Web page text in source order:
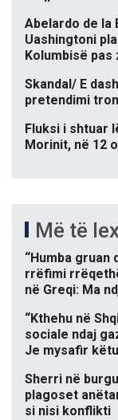
Abelardo de la
Uashingtoni
Kolumbisë
Skandal/ E
pretendimi
Fluksi i shtuar
Morinit, në 12
Më të
“Humba gruan
rrëfimi
në Greqi: Ma
“Kthehu në
sociale ndaj
Je mysafir
Sherri në
plagoset
si nisi konflikti